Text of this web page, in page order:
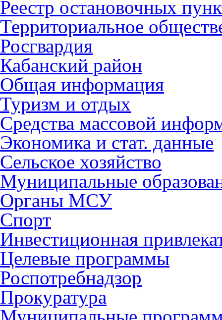
Реестр остановочных
Территориальное
Росгвардия
Кабанский район
Общая информация
Туризм и отдых
Средства массовой
Экономика и стат. данные
Сельское хозяйство
Муниципальные
Органы МСУ
Спорт
Инвестиционная
Целевые программы
Роспотребнадзор
Прокуратура